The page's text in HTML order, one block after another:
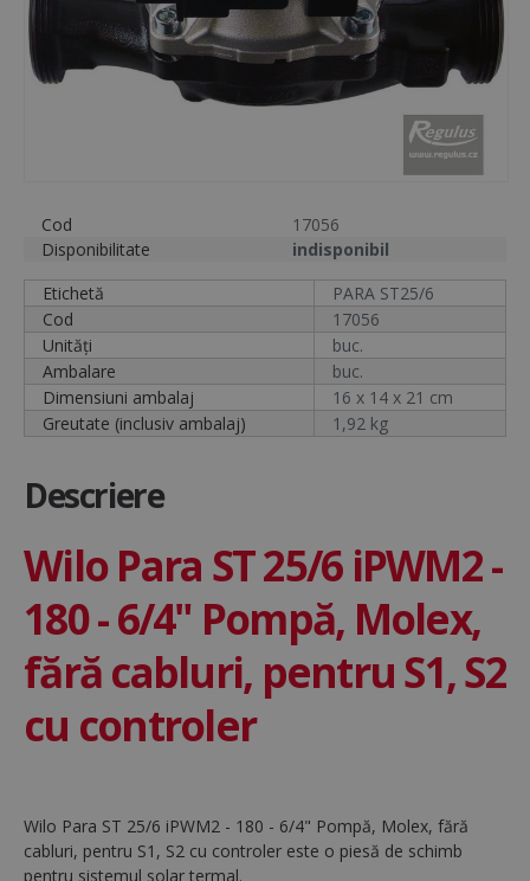
Cod
17056
Disponibilitate
indisponibil
Etichetă
PARA ST25/6
Cod
17056
Unități
buc.
Ambalare
buc.
Dimensiuni ambalaj
16 x 14 x 21 cm
Greutate (inclusiv ambalaj)
1,92 kg
Descriere
Wilo Para ST 25/6 iPWM2 -
180 - 6/4" Pompă, Molex,
fără cabluri, pentru S1, S2
cu controler
Wilo Para ST 25/6 iPWM2 - 180 - 6/4" Pompă, Molex, fără
cabluri, pentru S1, S2 cu controler este o piesă de schimb
pentru sistemul solar termal.